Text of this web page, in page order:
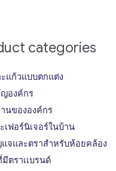
categories
แก้วแบบตกแต่ง
องค์กร
นขององค์กร
เฟอร์นิเจอร์ในบ้าน
จและตราสำหรับห้อยคล้อง
ตราเเบรนด์